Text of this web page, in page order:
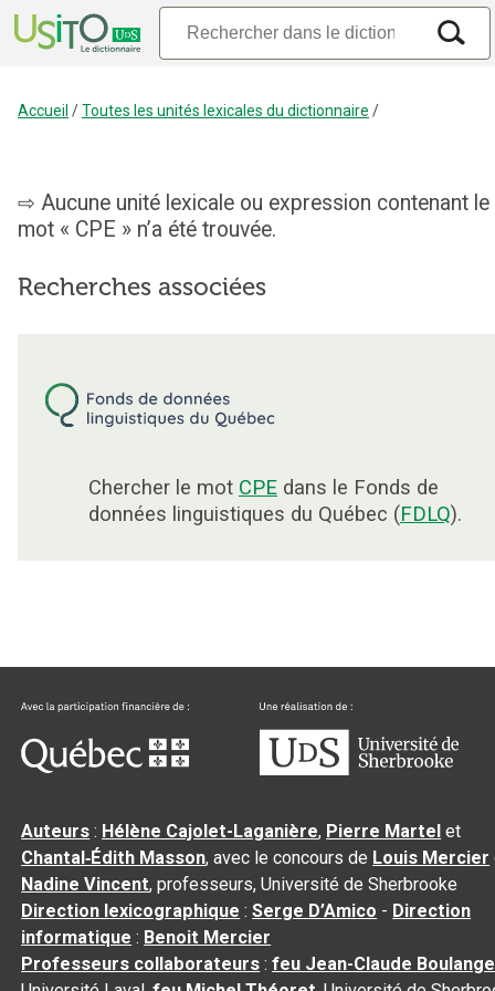
Accueil /Toutes les unités lexicales du dictionnaire /
Aucune unité lexicale ou expression contenant le
mot « CPE » n’a été trouvée.
Recherches associées
Chercher le mot CPE dans le Fonds de
données linguistiques du Québec (FDLQ).
Auteurs : Hélène Cajolet-Laganière, Pierre Martel et
Chantal‑Édith Masson, avec le concours de Louis Mercier
Nadine Vincent, professeurs, Université de Sherbrooke
Direction lexicographique :Serge D’Amico - Direction
informatique : Benoit Mercier
Professeurs collaborateurs :feu Jean-Claude